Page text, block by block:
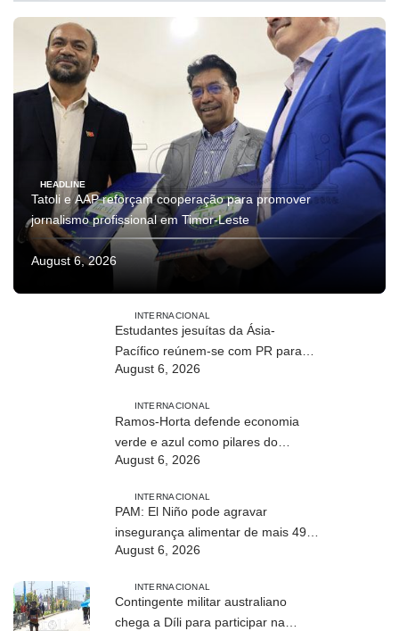
HEADLINE
Tatoli e AAP reforçam cooperação para promover
jornalismo profissional em Timor-Leste
August 6, 2026
INTERNACIONAL
Estudantes jesuítas da Ásia-
Pacífico reúnem-se com PR para
conhecer processo de paz no país
August 6, 2026
INTERNACIONAL
Ramos-Horta defende economia
verde e azul como pilares do
desenvolvimento sustentável de
August 6, 2026
INTERNACIONAL
PAM: El Niño pode agravar
insegurança alimentar de mais 49
milhões de pessoas até 2027
August 6, 2026
INTERNACIONAL
Contingente militar australiano
chega a Díli para participar na